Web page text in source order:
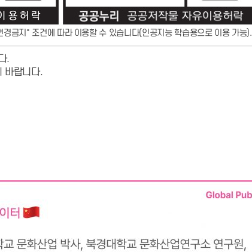
금지" 조건에 따라 이용할 수 있습니다(인공지능 학습용으로 이용 가능).
.
바랍니다.